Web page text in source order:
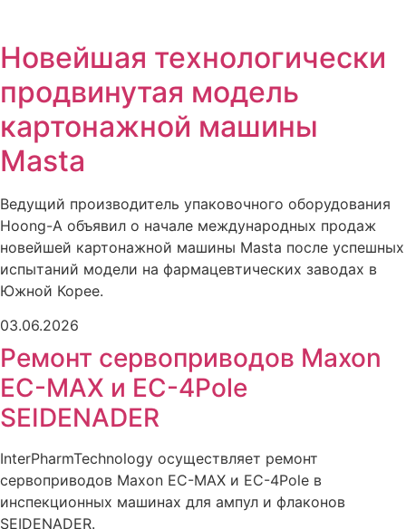
Новейшая технологически
продвинутая модель
картонажной машины
Masta
Ведущий производитель упаковочного оборудования
Hoong-A объявил о начале международных продаж
новейшей картонажной машины Masta после успешных
испытаний модели на фармацевтических заводах в
Южной Корее.
03.06.2026
Ремонт сервоприводов Maxon
EC-MAX и EC-4Pole
SEIDENADER
InterPharmTeсhnology осуществляет ремонт
сервоприводов Maxon EC-MAX и EC-4Pole в
инспекционных машинах для ампул и флаконов
SEIDENADER.